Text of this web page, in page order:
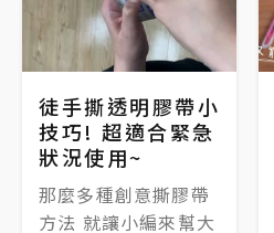
徒手撕透明膠帶小
技巧! 超適合緊急
狀況使用~
那麼多種創意撕膠帶
方法 就讓小編來幫大